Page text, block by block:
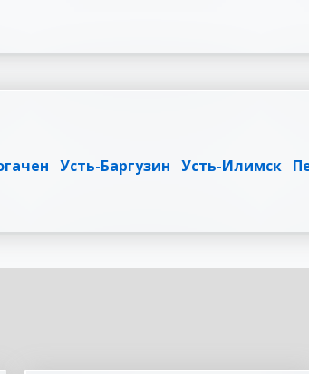
Усть-Баргузин Усть-Илимск